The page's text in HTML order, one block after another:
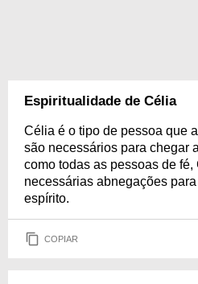
Espiritualidade de Célia
Célia é o tipo de pessoa que
são necessários para chegar
como todas as pessoas de
necessárias abnegações
espírito.
COPIAR